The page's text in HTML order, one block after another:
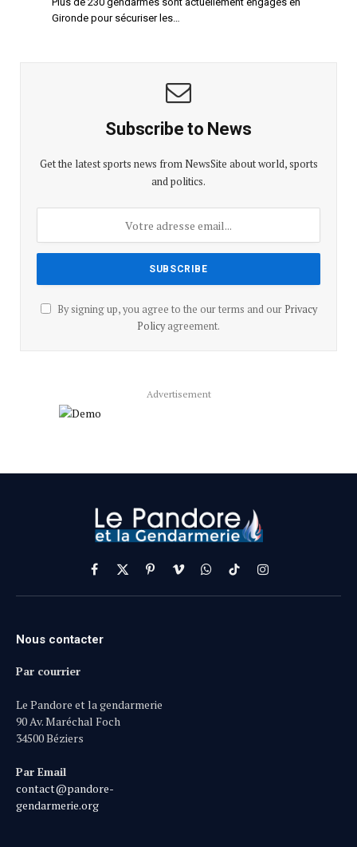
Gironde pour sécuriser les…
Subscribe to News
Get the latest sports news from NewsSite about world, sports
and politics.
By signing up, you agree to the our terms and our Privacy
Policyagreement.
Advertisement
Facebook
X
(Twitter)
PinterestVimeoWhatsApp
TikTokInstagram
Nous contacter
Par courrier
Le Pandore et la gendarmerie
90 Av. Maréchal Foch
34500 Béziers
Par Email
contact@pandore-
gendarmerie.org